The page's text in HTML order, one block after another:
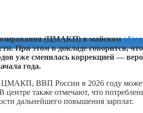
(ЦМАКП) в майском
При этом в докладе говорится,
уже сменилась коррекцией —
года.
ЦМАКП, ВВП России в 2026 году
также отмечают, что
дальнейшего повышения зарплат.